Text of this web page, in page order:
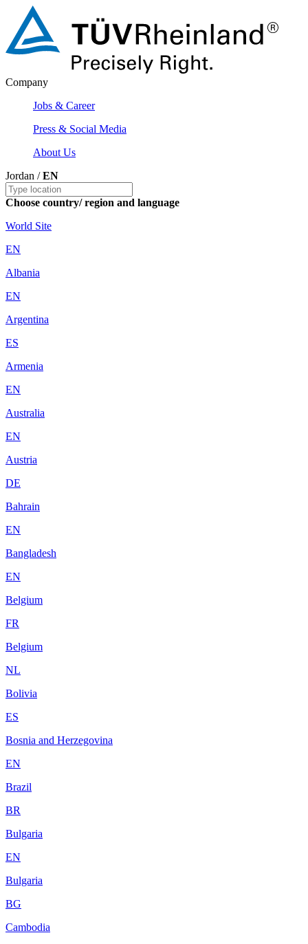
Company
Jobs & Career
Press & Social Media
About Us
Jordan /EN
Choose country/ region and language
World Site
EN
Albania
EN
Argentina
ES
Armenia
EN
Australia
EN
Austria
DE
Bahrain
EN
Bangladesh
EN
Belgium
FR
Belgium
NL
Bolivia
ES
Bosnia and Herzegovina
EN
Brazil
BR
Bulgaria
EN
Bulgaria
BG
Cambodia